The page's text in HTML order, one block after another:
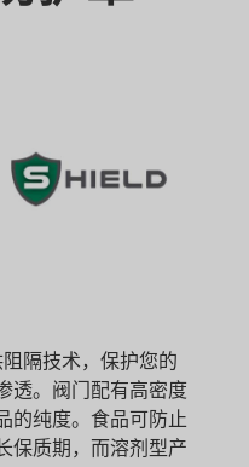
阻隔技术，保护您的
透。阀门配有高密度
的纯度。食品可防止
保质期，而溶剂型产